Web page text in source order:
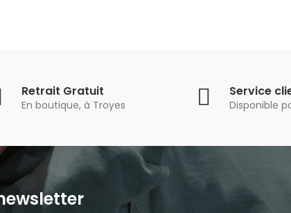
Retrait Gratuit
En boutique, à Troyes
Service
Disponible